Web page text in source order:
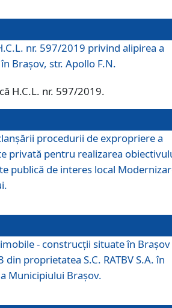
nr. 597/2019 privind alipirea a
Brașov, str. Apollo F.N.
H.C.L. nr. 597/2019.
procedurii de expropriere a
privată pentru realizarea
publică de interes local
- construcții situate în Brașov
proprietatea S.C. RATBV S.A. în
Municipiului Brașov.